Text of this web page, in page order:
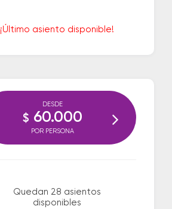
¡Último asiento disponible!
Quedan 28 asientos
disponibles
DESDE
$ 60.000
POR PERSONA